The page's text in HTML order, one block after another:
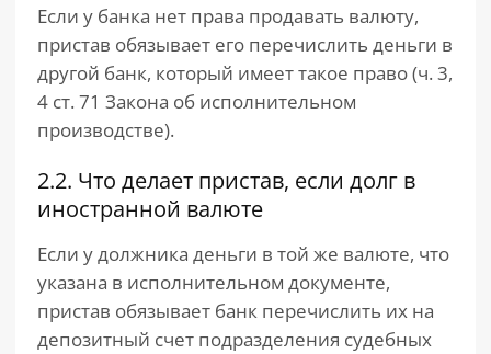
Если у банка нет права продавать валюту,
пристав обязывает его перечислить деньги в
другой банк, который имеет такое право (ч. 3,
4 ст. 71 Закона об исполнительном
производстве).
2.2. Что делает пристав, если долг в
иностранной валюте
Если у должника деньги в той же валюте, что
указана в исполнительном документе,
пристав обязывает банк перечислить их на
депозитный счет подразделения судебных